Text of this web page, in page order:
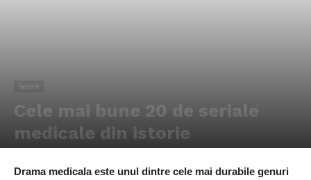
Seriale
Cele mai bune 20 de seriale
medicale din istorie
Drama medicala este unul dintre cele mai durabile genuri